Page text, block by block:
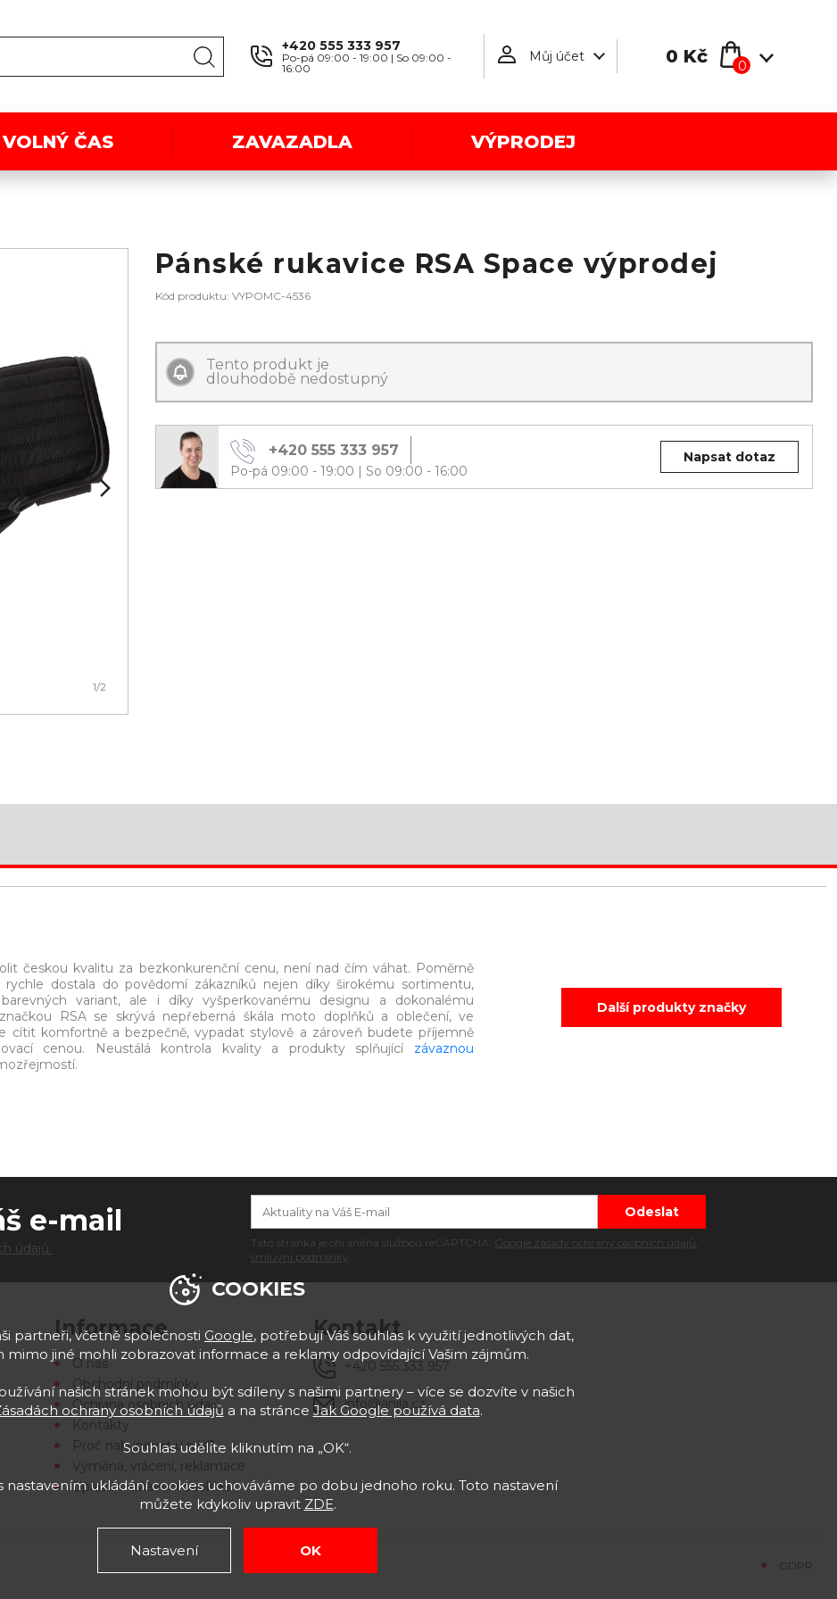
+420 555 333 957
Po-pá 09:00 - 19:00 | So 09:00 -
16:00
Můj účet 0 Kč 0
VOLNÝ ČAS ZAVAZADLA VÝPRODEJ
Pánské rukavice RSA Space výprodej
Kód produktu: VYPOMC-4536
1/2
Tento produkt je
dlouhodobě nedostupný
+420 555 333 957
Po-pá 09:00 - 19:00 | So 09:00 - 16:00
Napsat dotaz
českou kvalitu za bezkonkurenční cenu, není nad čím váhat. Poměrně
rychle dostala do povědomí zákazníků nejen díky širokému sortimentu,
variant, ale i díky vyšperkovanému designu a dokonalému
RSA se skrývá nepřeberná škála moto doplňků a oblečení, ve
cítit komfortně a bezpečně, vypadat stylově a zároveň budete příjemně
cenou. Neustálá kontrola kvality a produkty splňující závaznou
Další produkty značky
e-mail
údajů. Tato stránka je chráněna službou reCAPTCHA. Google zásady ochrany osobních údajů
smluvní podmínky
Informace
O nás
Obchodní podmínky
Ochrana osobních údajů
Kontakty
Proč nakupovat u nás?
Výměna, vrácení, reklamace
Upravit nastavení cookies
Kontakt
+420 555 333 957
info@anila.cz
GDPR
COOKIES
partneři, včetně společnosti Google, potřebují Váš souhlas k využití jednotlivých dat,
mimo jiné mohli zobrazovat informace a reklamy odpovídající Vašim zájmům.
našich stránek mohou být sdíleny s našimi partnery – více se dozvíte v našich
ochrany osobních údajů a na stránce Jak Google používá data.
Souhlas udělíte kliknutím na „OK“.
nastavením ukládání cookies uchováváme po dobu jednoho roku. Toto nastavení
můžete kdykoliv upravit ZDE.
Nastavení OK